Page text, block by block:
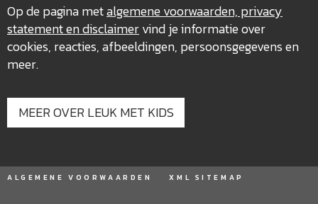
Op de pagina metalgemene voorwaarden, privacy
statement en disclaimervind je informatie over
cookies, reacties, afbeeldingen, persoonsgegevens en
meer.
MEER OVER LEUK MET KIDS
ALGEMENE VOORWAARDEN XML SITEMAP